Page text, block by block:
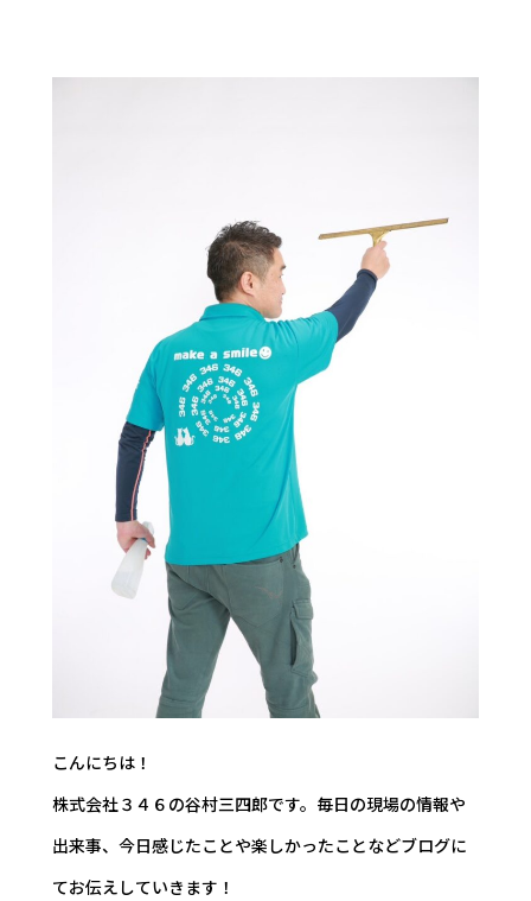
こんにちは！
株式会社３４６の谷村三四郎です。毎日の現場の情報や
出来事、今日感じたことや楽しかったことなどブログに
てお伝えしていきます！